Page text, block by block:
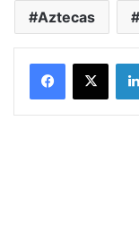
Aztecas